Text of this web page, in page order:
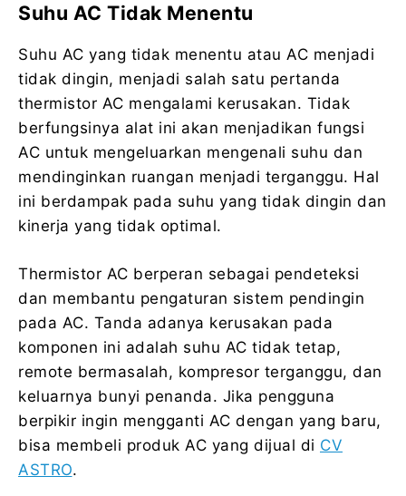
Suhu AC Tidak Menentu
Suhu AC yang tidak menentu atau AC menjadi
tidak dingin, menjadi salah satu pertanda
thermistor AC mengalami kerusakan. Tidak
berfungsinya alat ini akan menjadikan fungsi
AC untuk mengeluarkan mengenali suhu dan
mendinginkan ruangan menjadi terganggu. Hal
ini berdampak pada suhu yang tidak dingin dan
kinerja yang tidak optimal.
Thermistor AC berperan sebagai pendeteksi
dan membantu pengaturan sistem pendingin
pada AC. Tanda adanya kerusakan pada
komponen ini adalah suhu AC tidak tetap,
remote bermasalah, kompresor terganggu, dan
keluarnya bunyi penanda. Jika pengguna
berpikir ingin mengganti AC dengan yang baru,
bisa membeli produk AC yang dijual di CV
ASTRO.